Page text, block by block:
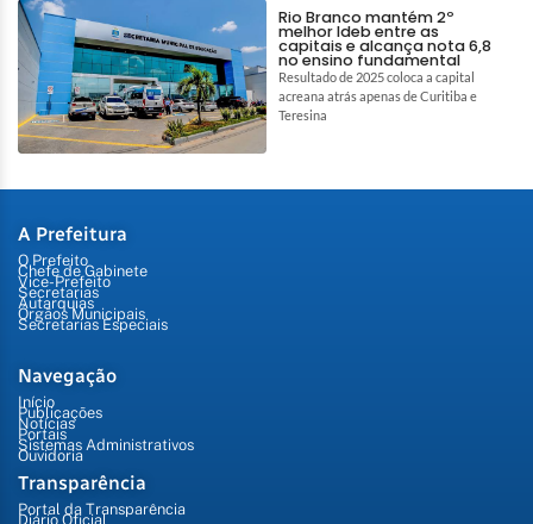
Rio Branco mantém 2º
melhor Ideb entre as
capitais e alcança nota 6,8
no ensino fundamental
Resultado de 2025 coloca a capital
acreana atrás apenas de Curitiba e
Teresina
A Prefeitura
O Prefeito
Chefe de Gabinete
Vice-Prefeito
Secretarias
Autarquias
Órgãos Municipais
Secretarias Especiais
Navegação
Início
Publicações
Notícias
Portais
Sistemas Administrativos
Ouvidoria
Transparência
Portal da Transparência
Diário Oficial